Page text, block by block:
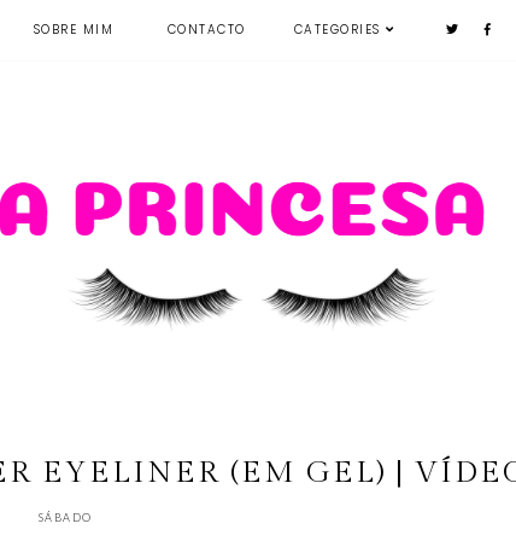
SOBRE MIM CONTACTO CATEGORIES
EYELINER (EM GEL) |
SÁBADO